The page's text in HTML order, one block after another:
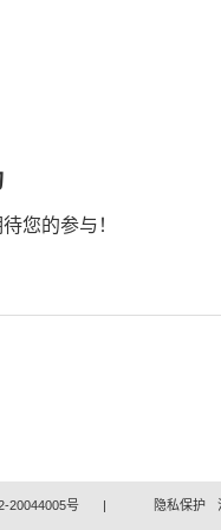
您的参与！
20044005号 | 隐私保护